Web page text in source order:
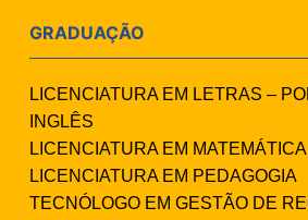
GRADUAÇÃO
LICENCIATURA EM LETRAS –
INGLÊS
LICENCIATURA EM MATEMÁTICA
LICENCIATURA EM PEDAGOGIA
TECNÓLOGO EM GESTÃO DE